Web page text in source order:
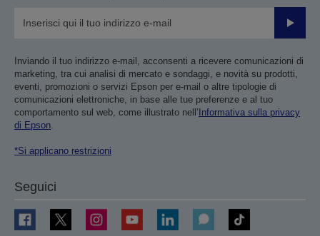
Invia
Inviando il tuo indirizzo e-mail, acconsenti a ricevere comunicazioni di
marketing, tra cui analisi di mercato e sondaggi, e novità su prodotti,
eventi, promozioni o servizi Epson per e-mail o altre tipologie di
comunicazioni elettroniche, in base alle tue preferenze e al tuo
comportamento sul web, come illustrato nell’ Informativa sulla privacy
di Epson.
*Si applicano restrizioni
Seguici